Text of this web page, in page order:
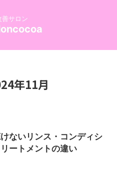
善サロン
年11月
ないリンス・コンディシ
ートメントの違い